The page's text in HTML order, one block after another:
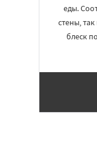
еды.
стены,
блеск